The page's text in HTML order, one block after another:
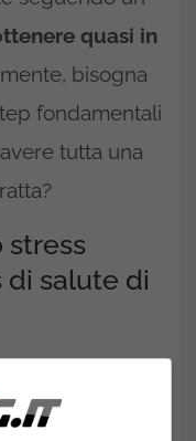
quasi in
bisogna
fondamentali
tutta una
stress
di salute di